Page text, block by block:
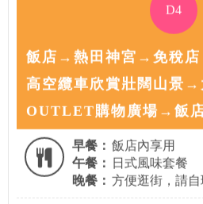
D4
飯店→熱田神宮→免稅
高空纜車欣賞壯闊山景→
OUTLET購物廣場→飯
早餐： 飯店內享用
午餐： 日式風味套餐
晚餐： 方便逛街，請自